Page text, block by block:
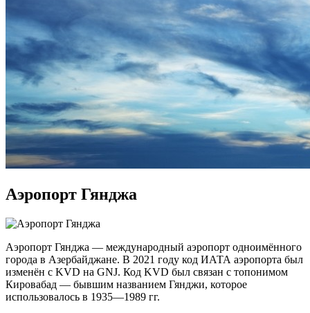
Аэропорт Гянджа
Аэропорт Гянджа — международный аэропорт одноимённого
города в Азербайджане. В 2021 году код ИАТА аэропорта был
изменён с KVD на GNJ. Код KVD был связан с топонимом
Кировабад — бывшим названием Гянджи, которое
использовалось в 1935—1989 гг.